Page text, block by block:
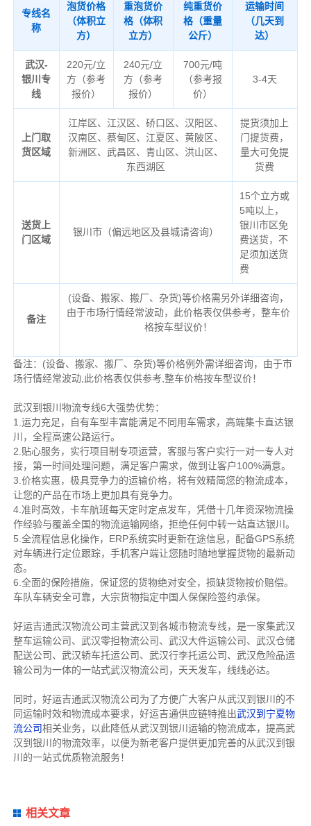
专线名
称
泡货价格
（体积立
方）
重泡货价
格（体积
立方）
纯重货价
格（重量
公斤）
运输时间
（几天到
达）
武汉-
银川专
线
220元/立
方（参考
报价）
240元/立
方（参考
报价）
700元/吨
（参考报
价）
3-4天
上门取
货区域
江岸区、江汉区、硚口区、汉阳区、
汉南区、蔡甸区、江夏区、黄陂区、
新洲区、武昌区、青山区、洪山区、
东西湖区
提货须加上
门提货费，
量大可免提
货费
送货上
门区域
银川市（偏远地区及县城请咨询）
15个立方或
5吨以上，
银川市区免
费送货，不
足须加送货
费
备注
(设备、搬家、搬厂、杂货)等价格需另外详细咨询，
由于市场行情经常波动，此价格表仅供参考，整车价
格按车型议价！
备注：(设备、搬家、搬厂、杂货)等价格例外需详细咨询，由于市
场行情经常波动,此价格表仅供参考,整车价格按车型议价！
武汉到银川物流专线6大强势优势：
1.运力充足，自有车型丰富能满足不同用车需求，高端集卡直达银
川，全程高速公路运行。
2.贴心服务，实行项目制专项运营，客服与客户实行一对一专人对
接，第一时间处理问题，满足客户需求，做到让客户100%满意。
3.价格实惠，极具竞争力的运输价格，将有效精简您的物流成本，
让您的产品在市场上更加具有竞争力。
4.准时高效，卡车航班每天定时定点发车，凭借十几年资深物流操
作经验与覆盖全国的物流运输网络，拒绝任何中转一站直达银川。
5.全流程信息化操作，ERP系统实时更新在途信息，配备GPS系统
对车辆进行定位跟踪，手机客户端让您随时随地掌握货物的最新动
态。
6.全面的保险措施，保证您的货物绝对安全，损缺货物按价赔偿。
车队车辆安全可靠，大宗货物指定中国人保保险签约承保。
好运吉通武汉物流公司主营武汉到各城市物流专线，是一家集武汉
整车运输公司、武汉零担物流公司、武汉大件运输公司、武汉仓储
配送公司、武汉轿车托运公司、武汉行李托运公司、武汉危险品运
输公司为一体的一站式武汉物流公司，天天发车，线线必达。
同时，好运吉通武汉物流公司为了方便广大客户从武汉到银川的不
同运输时效和物流成本要求，好运吉通供应链特推出武汉到宁夏物
流公司相关业务，以此降低从武汉到银川运输的物流成本，提高武
汉到银川的物流效率，以便为新老客户提供更加完善的从武汉到银
川的一站式优质物流服务！
相关文章